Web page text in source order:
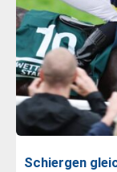
Schiergen